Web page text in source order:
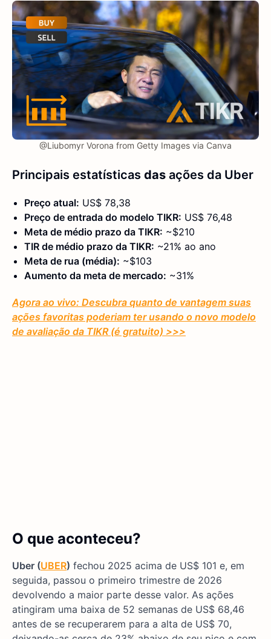
@Liubomyr Vorona from Getty Images via Canva
Principais estatísticas das ações da Uber
Preço atual: US$ 78,38
Preço de entrada do modelo TIKR: US$ 76,48
Meta de médio prazo da TIKR: ~$210
TIR de médio prazo da TIKR: ~21% ao ano
Meta de rua (média): ~$103
Aumento da meta de mercado: ~31%
Agora ao vivo: Descubra quanto de vantagem suas
ações favoritas poderiam ter usando o novo modelo
de avaliação da TIKR (é gratuito) >>>
O que aconteceu?
Uber (UBER) fechou 2025 acima de US$ 101 e, em
seguida, passou o primeiro trimestre de 2026
devolvendo a maior parte desse valor. As ações
atingiram uma baixa de 52 semanas de US$ 68,46
antes de se recuperarem para a alta de US$ 70,